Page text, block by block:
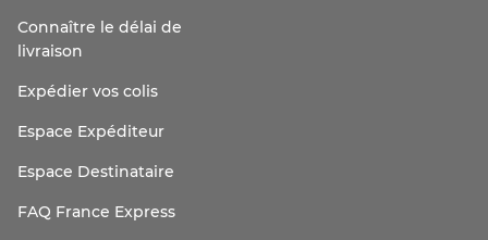
Connaître le délai de
livraison
Expédier vos colis
Espace Expéditeur
Espace Destinataire
FAQ France Express